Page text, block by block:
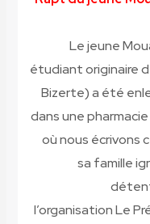
Le jeune
étudiant originaire
Bizerte) a été
dans une
où nous écrivons
sa famille
l’organisationLe